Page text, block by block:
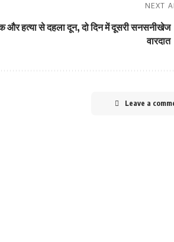
NEXT
और हत्या से दहला दून, दो दिन में दूसरी सनसनीखेज
वारदात
Leave a